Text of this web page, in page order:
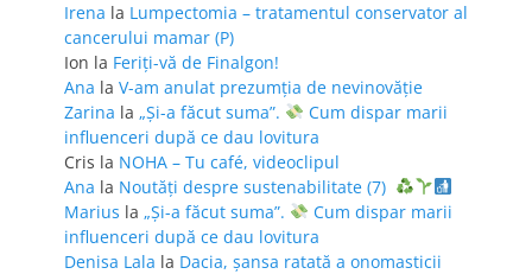
Irena la Lumpectomia – tratamentul conservator al
cancerului mamar (P)
Ion la Feriţi-vă de Finalgon!
Ana la V-am anulat prezumția de nevinovăție
Zarina la „Și-a făcut suma”.
Cum dispar marii
influenceri după ce dau lovitura
Cris la NOHA – Tu café, videoclipul
Ana la Noutăți despre sustenabilitate (7)
Marius la „Și-a făcut suma”.
Cum dispar marii
influenceri după ce dau lovitura
Denisa Lala la Dacia, șansa ratată a onomasticii